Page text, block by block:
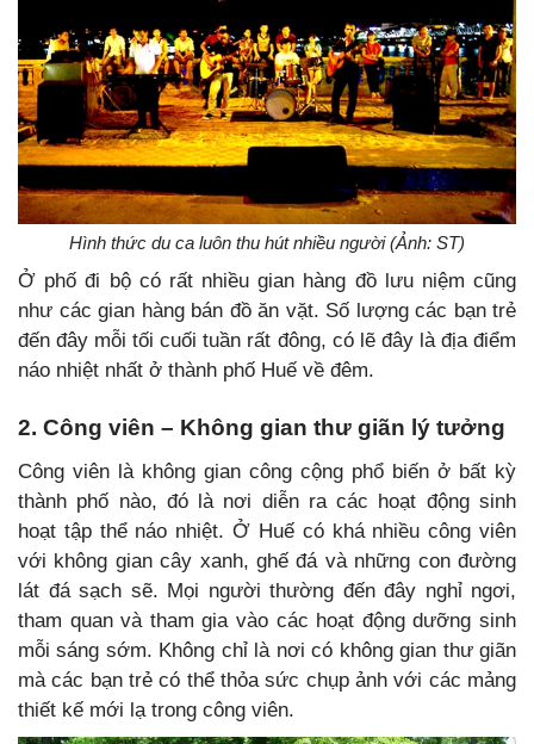
Hình thức du ca luôn thu hút nhiều người (Ảnh: ST)
Ở phố đi bộ có rất nhiều gian hàng đồ lưu niệm cũng
như các gian hàng bán đồ ăn vặt. Số lượng các bạn trẻ
đến đây mỗi tối cuối tuần rất đông, có lẽ đây là địa điểm
náo nhiệt nhất ở thành phố Huế về đêm.
2. Công viên – Không gian thư giãn lý tưởng
Công viên là không gian công cộng phổ biến ở bất kỳ
thành phố nào, đó là nơi diễn ra các hoạt động sinh
hoạt tập thể náo nhiệt. Ở Huế có khá nhiều công viên
với không gian cây xanh, ghế đá và những con đường
lát đá sạch sẽ. Mọi người thường đến đây nghỉ ngơi,
tham quan và tham gia vào các hoạt động dưỡng sinh
mỗi sáng sớm. Không chỉ là nơi có không gian thư giãn
mà các bạn trẻ có thể thỏa sức chụp ảnh với các mảng
thiết kế mới lạ trong công viên.